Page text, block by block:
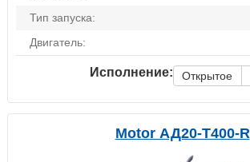
Тип запуска:
Двигатель:
Исполнение: Открытое
Motor АД20-Т400-R